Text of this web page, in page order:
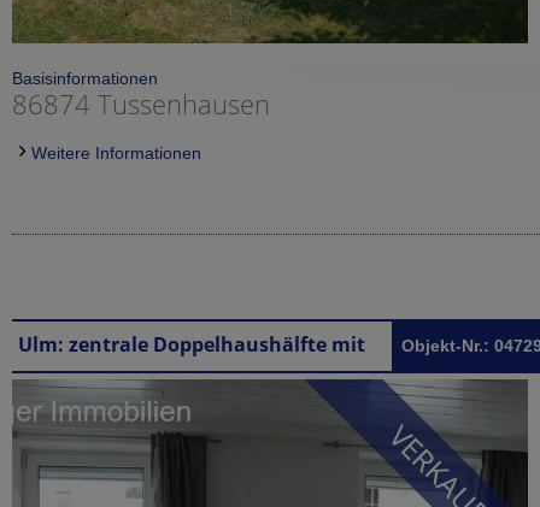
Basisinformationen
86874 Tussenhausen
Weitere Informationen
Objekt-Nr.:
VERKAUFT